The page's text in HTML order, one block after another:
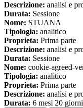
Descrizione: analisi e
Durata: Sessione
Nome: STUANA
Tipologia: analitico
Proprieta: Prima parte
Descrizione: analisi e
Durata: Sessione
Nome: cookie-agreed-
Tipologia: analitico
Proprieta: Prima parte
Descrizione: analisi e
Durata: 6 mesi 20 giorni